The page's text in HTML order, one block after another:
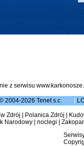
z serwisu
2004-2026 Tenet s.c.
Zdrój Polanica Zdrój
Narodowy| noclegi